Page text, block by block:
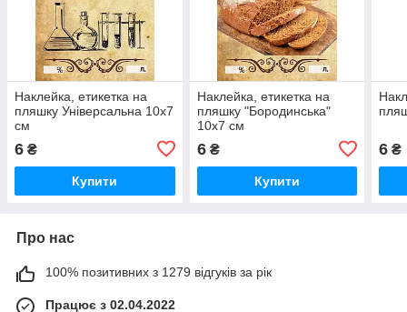
Наклейка, етикетка на
пляшку Універсальна 10х7
см
6 ₴
Купити
Наклейка, етикетка на
пляшку "Бородинська"
10х7 см
6₴
Купити
6 ₴
Про нас
100% позитивних з 1279 відгуків за рік
Працює з 02.04.2022